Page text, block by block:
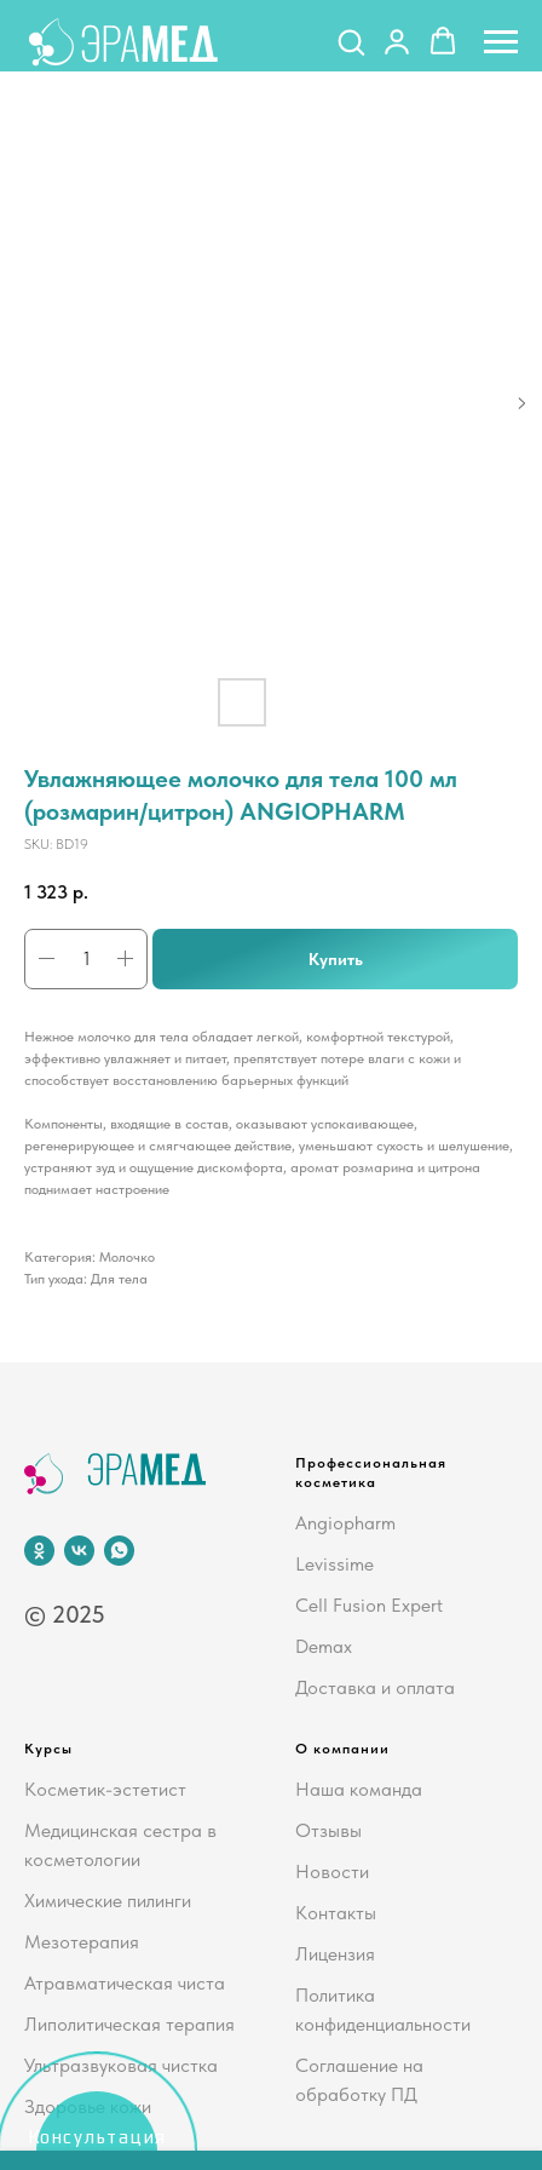
Увлажняющее молочко для тела 100 мл
(розмарин/цитрон) ANGIOPHARM
SKU: BD19
1 323 р.
Купить
Нежное молочко для тела обладает легкой, комфортной текстурой,
эффективно увлажняет и питает, препятствует потере влаги с кожи и
способствует восстановлению барьерных функций
Компоненты, входящие в состав, оказывают успокаивающее,
регенерирующее и смягчающее действие, уменьшают сухость и шелушение,
устраняют зуд и ощущение дискомфорта, аромат розмарина и цитрона
поднимает настроение
Категория: Молочко
Тип ухода: Для тела
© 2025
Профессиональная
косметика
Angiopharm
Levissime
Cell Fusion Expert
Demax
Доставка и оплата
Курсы
Косметик-эстетист
Медицинская сестра в
косметологии
Химические пилинги
Мезотерапия
Атравматическая чиста
Липолитическая терапия
Ультразвуковая чистка
Здоровье кожи
О компании
Наша команда
Отзывы
Новости
Контакты
Лицензия
Политика
конфиденциальности
Соглашение на
обработку ПД
Консультация